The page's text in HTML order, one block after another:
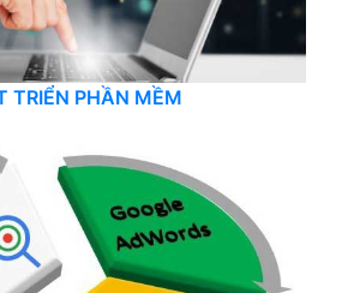
TRIỂN PHẦN MỀM